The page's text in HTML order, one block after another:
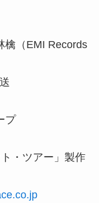
檎（EMI Records
プ
・ツアー」製作